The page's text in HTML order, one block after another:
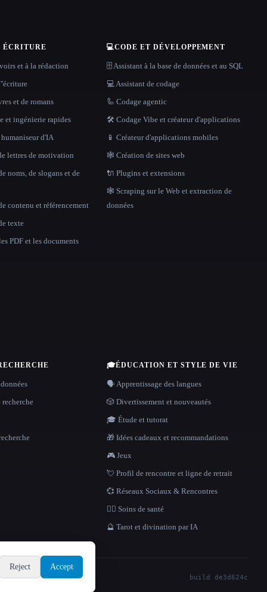
ÉCRITURE
et à la rédaction
et de romans
et ingénierie rapides
d'IA
lettres de motivation
noms, de slogans et de
contenu et référencement
texte
PDF et les documents
💻CODE ET DÉVELOPPEMENT
🗄️ Assistant à la base de données et au SQL
💻 Assistant de codage
🦾 Codage agentic
🛠️ Codage Vibe et créateur d'applications
📱 Créateur d'applications mobiles
🕸 Création de sites web
🔌 Plugins et extensions
🕸️ Scraping sur le Web et extraction de
données
🎓ÉDUCATION ET STYLE DE VIE
🗣️ Apprentissage des langues
🎲 Divertissement et nouveautés
🎓 Étude et tutorat
🎁 Idées cadeaux et recommandations
🎮 Jeux
💘 Profil de rencontre et ligne de retrait
💞 Réseaux Sociaux & Rencontres
👩‍⚕️ Soins de santé
🔮 Tarot et divination par IA
build de3d624c
Reject Accept